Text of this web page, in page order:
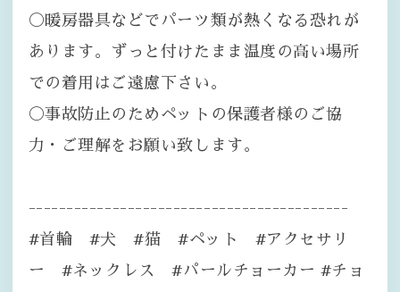
〇暖房器具などでパーツ類が熱くなる恐れが
あります。ずっと付けたまま温度の高い場所
での着用はご遠慮下さい。
〇事故防止のためペットの保護者様のご協
力・ご理解をお願い致します。
------------------------------------------
#首輪 #犬 #猫 #ペット #アクセサリ
ー #ネックレス #パールチョーカー #チョ